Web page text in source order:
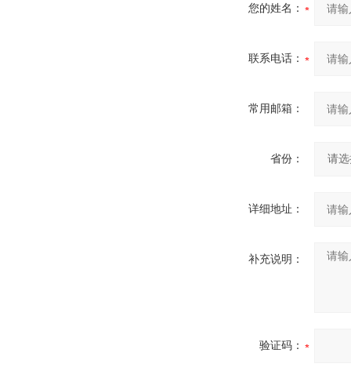
您的姓名：
联系电话：
常用邮箱：
省份：
详细地址：
补充说明：
验证码：